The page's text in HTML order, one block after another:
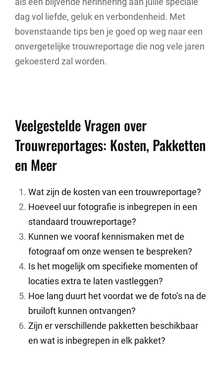
dag vol liefde, geluk en verbondenheid. Met
bovenstaande tips ben je goed op weg naar een
onvergetelijke trouwreportage die nog vele jaren
gekoesterd zal worden.
Veelgestelde Vragen over
Trouwreportages: Kosten, Pakketten
en Meer
Wat zijn de kosten van een trouwreportage?
Hoeveel uur fotografie is inbegrepen in een
standaard trouwreportage?
Kunnen we vooraf kennismaken met de
fotograaf om onze wensen te bespreken?
Is het mogelijk om specifieke momenten of
locaties extra te laten vastleggen?
Hoe lang duurt het voordat we de foto’s na de
bruiloft kunnen ontvangen?
Zijn er verschillende pakketten beschikbaar
en wat is inbegrepen in elk pakket?